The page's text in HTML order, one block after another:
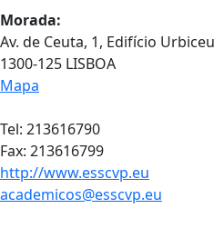
Morada:
Av. de Ceuta, 1, Edifício
1300-125 LISBOA
Mapa
Tel: 213616790
Fax: 213616799
http://www.esscvp.eu
academicos@esscvp.eu